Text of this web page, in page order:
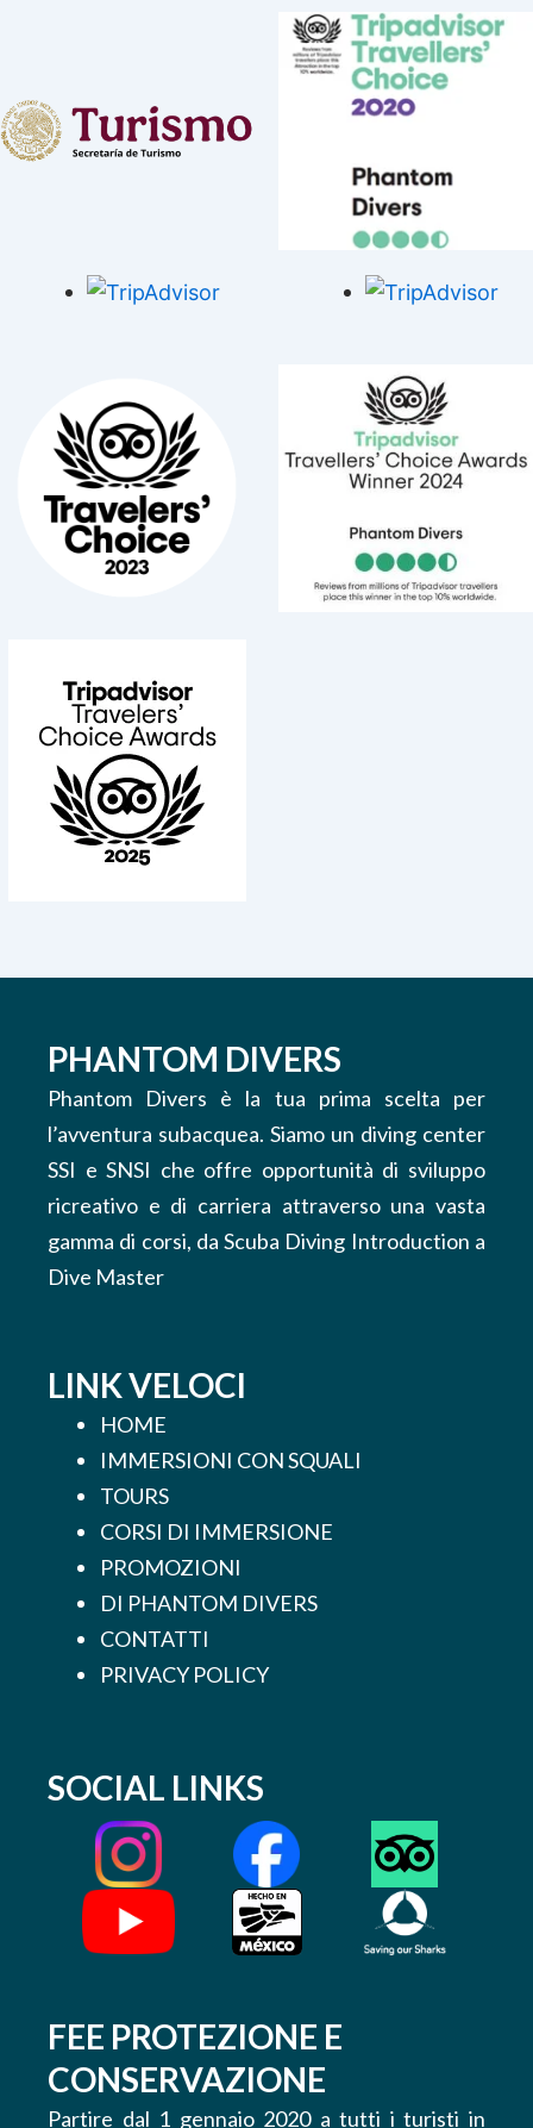
PHANTOM DIVERS
Phantom Divers è la tua prima scelta per
l’avventura subacquea. Siamo un diving center
SSI e SNSI che offre opportunità di sviluppo
ricreativo e di carriera attraverso una vasta
gamma di corsi, da Scuba Diving Introduction a
Dive Master
LINK VELOCI
HOME
IMMERSIONI CON SQUALI
TOURS
CORSI DI IMMERSIONE
PROMOZIONI
DI PHANTOM DIVERS
CONTATTI
PRIVACY POLICY
SOCIAL LINKS
FEE PROTEZIONE E
CONSERVAZIONE
Partire dal 1 gennaio 2020 a tutti i turisti in